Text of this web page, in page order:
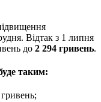
Відтак з 1 липня
до 2 294 гривень.
таким: